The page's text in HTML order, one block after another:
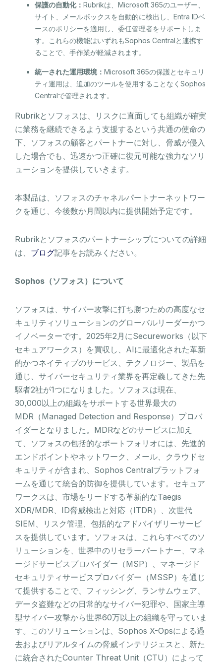
保護の自動化： Rubrikは、Microsoft 365のユーザー、
サイト、メールボックスを自動的に検出し、Entra IDベ
ースのポリシーを適用し、委任管理者をサポートしま
す。これらの機能はいずれもSophos Centralと連携す
ることで、手作業が軽減されます。
統一された運用環境： Microsoft 365の保護とセキュリ
ティ運用は、追加のツールを使用することなくSophos
Centralで管理されます。
Rubrikとソフォスは、リスクに直面しても組織が確実
に業務を継続できるよう支援するという共通の使命の
下、ソフォスの顧客とパートナーに対し、脅威が侵入
した場合でも、迅速かつ正確に復元可能な強力なソリ
ューションを提供していきます。
本製品は、ソフォスのチャネルパートナーネットワー
クを通じ、今後数か月間以内に提供開始予定です。
Rubrikとソフォスのパートナーシップについての詳細
は、 ブログ記事をお読みください。
Sophos（ソフォス）について
ソフォスは、サイバー攻撃に打ち勝つための高度なセ
キュリティソリューションのグローバルリーダーかつ
イノベーターです。2025年2月にSecureworks（以下
セキュアワークス）を買収し、AIに最適化された革新
的かつネイティブのサービス、テクノロジー、製品を
通じ、サイバーセキュリティ業界を再定義してきた先
駆者2社が1つになりました。ソフォスは現在、
30,000以上の組織をサポートする世界最大の
MDR（Managed Detection and Response）プロバ
イダーとなりました。MDRなどのサービスに加え
て、ソフォスの包括的なポートフォリオには、先進的
エンドポイントやネットワーク、メール、クラウドセ
キュリティが含まれ、Sophos Centralプラットフォ
ームを通じて統合的防御を提供しています。セキュア
ワークスは、市場をリードする革新的なTaegis
XDR/MDR、ID脅威検出と対応（ITDR）、次世代
SIEM、リスク管理、包括的なアドバイザリーサービ
スを提供しています。ソフォスは、これらすべてのソ
リューションを、世界中のリセラーパートナー、マネ
ージドサービスプロバイダー（MSP）、マネージド
セキュリティサービスプロバイダー（MSSP）を通じ
て提供することで、フィッシング、ランサムウェア、
データ盗難などの日常的なサイバー犯罪や、国家主導
型サイバー攻撃から世界60万以上の組織を守っていま
す。このソリューションは、Sophos X-Opsによる過
去およびリアルタイムの脅威インテリジェスと、新た
に統合されたCounter Threat Unit（CTU）によって